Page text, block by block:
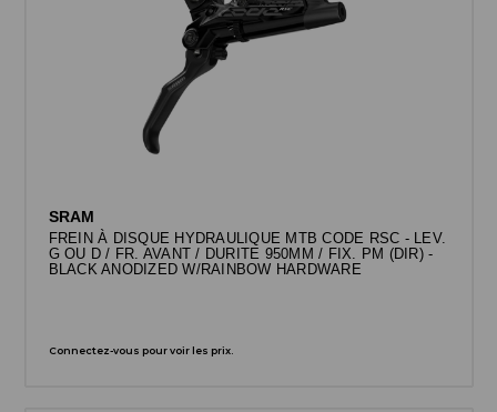
SRAM
FREIN À DISQUE HYDRAULIQUE MTB CODE RSC - LEV.
G OU D / FR. AVANT / DURITE 950MM / FIX. PM (DIR) -
BLACK ANODIZED W/RAINBOW HARDWARE
Connectez-vous pour voir les prix.